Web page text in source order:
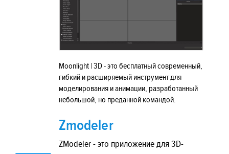
Moonlight | 3D - это бесплатный современный,
гибкий и расширяемый инструмент для
моделирования и анимации, разработанный
небольшой, но преданной командой.
Zmodeler
ZModeler - это приложение для 3D-